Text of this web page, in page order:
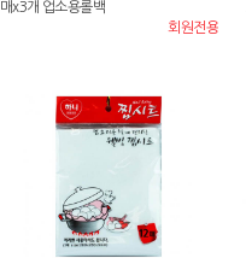
매x3개 업소용롤백
회원전용